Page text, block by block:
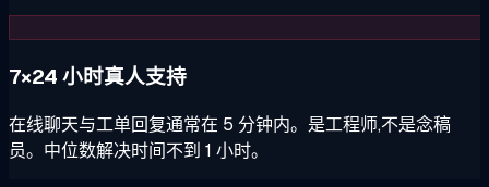
7×24 小时真人支持
在线聊天与工单回复通常在 5 分钟内。是工程师,不是念稿
员。中位数解决时间不到 1 小时。